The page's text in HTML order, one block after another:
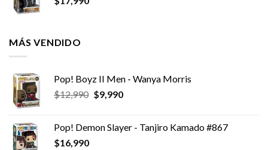
MÁS VENDIDO
Pop! Boyz II Men - Wanya Morris
$12,990 El
era:
$9,990El
es:
Pop! Demon Slayer - Tanjiro Kamado #867
$16,990